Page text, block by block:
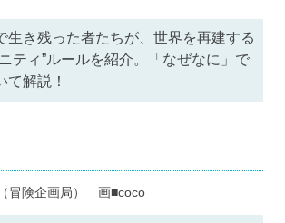
生き残った者たちが、世界を再建する
ティ”ルールを紹介。「なぜなに」で
て解説！
冒険企画局） 画■coco